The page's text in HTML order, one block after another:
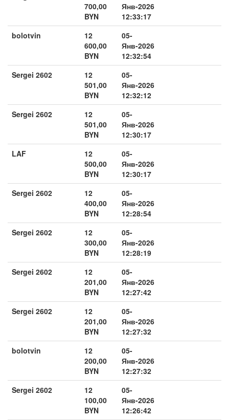
700,00
BYN
Янв-2026
12:33:17
bolotvin
12
600,00
BYN
05-
Янв-2026
12:32:54
Sergei 2602
12
501,00
BYN
05-
Янв-2026
12:32:12
Sergei 2602
12
501,00
BYN
05-
Янв-2026
12:30:17
LAF
12
500,00
BYN
05-
Янв-2026
12:30:17
Sergei 2602
12
400,00
BYN
05-
Янв-2026
12:28:54
Sergei 2602
12
300,00
BYN
05-
Янв-2026
12:28:19
Sergei 2602
12
201,00
BYN
05-
Янв-2026
12:27:42
Sergei 2602
12
201,00
BYN
05-
Янв-2026
12:27:32
bolotvin
12
200,00
BYN
05-
Янв-2026
12:27:32
Sergei 2602
12
100,00
BYN
05-
Янв-2026
12:26:42